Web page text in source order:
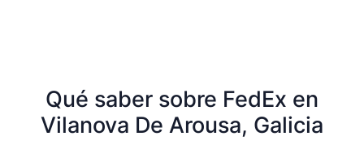
Qué saber sobre FedEx en
Vilanova De Arousa, Galicia